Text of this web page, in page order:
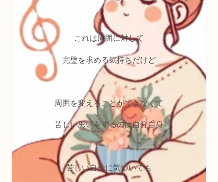
これは周囲に対して
完璧を求める気持ちだけど
周囲を変えることができなくて
苦しい思いをするのは自分自身
苦しい自分に気づいても